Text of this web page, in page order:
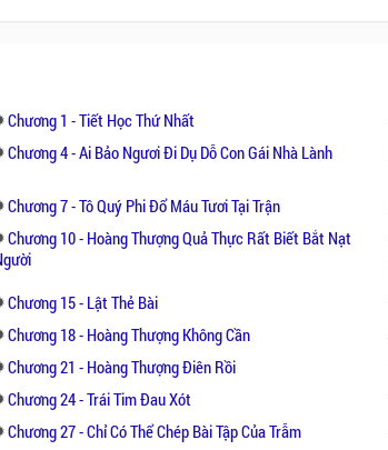
Chương 1 - Tiết Học Thứ Nhất
Chương 4 - Ai Bảo Ngươi Đi Dụ Dỗ Con Gái Nhà Lành
Chương 7 - Tô Quý Phi Đổ Máu Tươi Tại Trận
Chương 10 - Hoàng Thượng Quả Thực Rất Biết Bắt Nạt
Chương 15 - Lật Thẻ Bài
Chương 18 - Hoàng Thượng Không Cần
Chương 21 - Hoàng Thượng Điên Rồi
Chương 24 - Trái Tim Đau Xót
Chương 27 - Chỉ Có Thể Chép Bài Tập Của Trẫm